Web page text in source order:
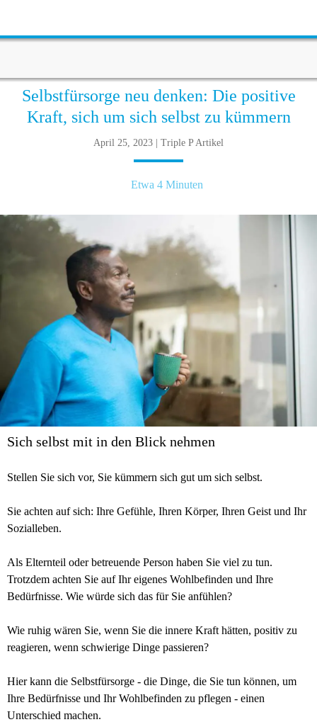
Selbstfürsorge neu denken: Die positive
Kraft, sich um sich selbst zu kümmern
April 25, 2023 | Triple P Artikel
Etwa 4 Minuten
Sich selbst mit in den Blick nehmen
Stellen Sie sich vor, Sie kümmern sich gut um sich selbst.
Sie achten auf sich: Ihre Gefühle, Ihren Körper, Ihren Geist und Ihr
Sozialleben.
Als Elternteil oder betreuende Person haben Sie viel zu tun.
Trotzdem achten Sie auf Ihr eigenes Wohlbefinden und Ihre
Bedürfnisse. Wie würde sich das für Sie anfühlen?
Wie ruhig wären Sie, wenn Sie die innere Kraft hätten, positiv zu
reagieren, wenn schwierige Dinge passieren?
Hier kann die Selbstfürsorge - die Dinge, die Sie tun können, um
Ihre Bedürfnisse und Ihr Wohlbefinden zu pflegen - einen
Unterschied machen.